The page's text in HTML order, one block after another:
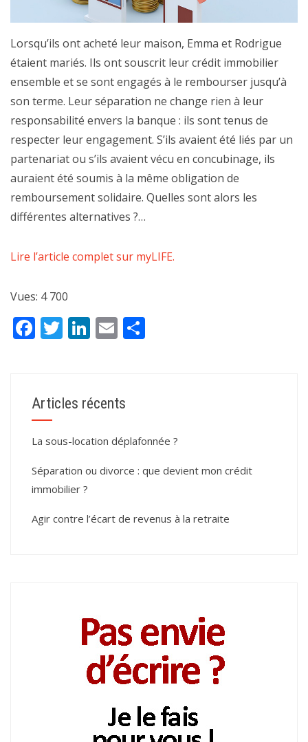
Lorsqu’ils ont acheté leur maison, Emma et Rodrigue
étaient mariés. Ils ont souscrit leur crédit immobilier
ensemble et se sont engagés à le rembourser jusqu’à
son terme. Leur séparation ne change rien à leur
responsabilité envers la banque : ils sont tenus de
respecter leur engagement. S’ils avaient été liés par un
partenariat ou s’ils avaient vécu en concubinage, ils
auraient été soumis à la même obligation de
remboursement solidaire. Quelles sont alors les
différentes alternatives ?…
Lire l’article complet sur myLIFE.
Vues: 4 700
Facebook
Twitter
LinkedIn
Email
Articles récents
La sous-location déplafonnée ?
Séparation ou divorce : que devient mon crédit
immobilier ?
Agir contre l’écart de revenus à la retraite